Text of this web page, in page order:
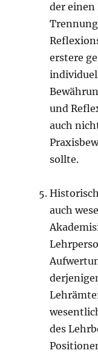
der einen
erstere
und
auch
sollte.
auch
des